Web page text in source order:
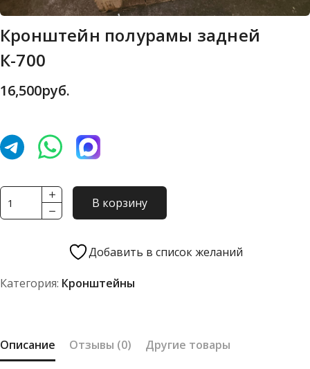
Кронштейн полурамы задней
К-700
16,500руб.
Количество
товара
К-700
В корзину
Добавить в список желаний
Категория: Кронштейны
Описание Отзывы (0) Другие товары